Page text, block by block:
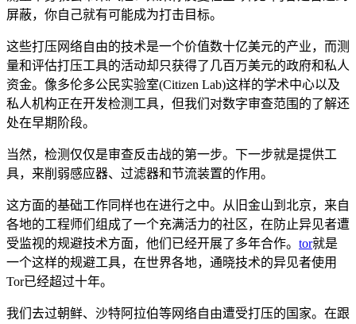
屏蔽，你自己就有可能成为打击目标。
这些打压网络自由的技术是一个价值数十亿美元的产业，而测
量和评估打压工具的活动却只获得了几百万美元的政府和私人
资金。像多伦多公民实验室(Citizen Lab)这样的学术中心以及
私人机构正在开发检测工具，但我们对数字审查范围的了解还
处在早期阶段。
当然，检测仅仅是审查反击战的第一步。下一步就是提供工
具，来削弱感应器、过滤器和节流装置的作用。
这方面的基础工作同样也在进行之中。从旧金山到北京，来自
各地的工程师们组成了一个充满活力的社区，在防止异见者遭
受监视的规避技术方面，他们已经开展了多年合作。 tor就是
一个这样的规避工具，在世界各地，通晓技术的异见者使用
Tor已经超过十年。
我们去过朝鲜、沙特阿拉伯等网络自由遭受打压的国家。在跟